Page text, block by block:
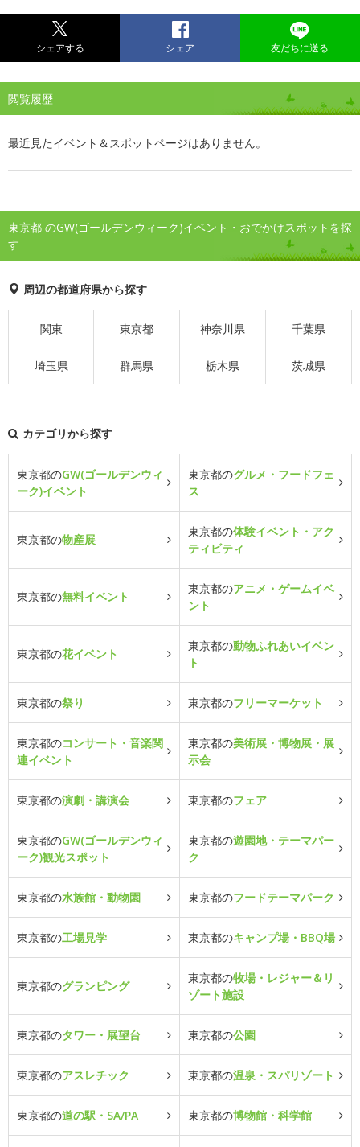
シェアする シェア 友だちに送る
閲覧履歴
最近見たイベント＆スポットページはありません。
東京都 のGW(ゴールデンウィーク)イベント・おでかけスポットを探
す
周辺の都道府県から探す
関東 東京都 神奈川県 千葉県
埼玉県 群馬県 栃木県 茨城県
カテゴリから探す
東京都のGW(ゴールデンウィ
ーク)イベント
東京都のグルメ・フードフェ
ス
東京都の物産展
東京都の体験イベント・アク
ティビティ
東京都の無料イベント
東京都のアニメ・ゲームイベ
ント
東京都の花イベント
東京都の動物ふれあいイベン
ト
東京都の祭り 東京都のフリーマーケット
東京都のコンサート・音楽関
連イベント
東京都の美術展・博物展・展
示会
東京都の演劇・講演会 東京都のフェア
東京都のGW(ゴールデンウィ
ーク)観光スポット
東京都の遊園地・テーマパー
ク
東京都の水族館・動物園 東京都のフードテーマパーク
東京都の工場見学 東京都のキャンプ場・BBQ場
東京都のグランピング
東京都の牧場・レジャー＆リ
ゾート施設
東京都のタワー・展望台 東京都の公園
東京都のアスレチック 東京都の温泉・スパリゾート
東京都の道の駅・SA/PA 東京都の博物館・科学館